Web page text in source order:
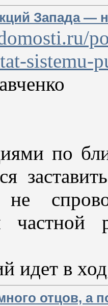
Запада —
sistemu-
по
идет в
отцов, а